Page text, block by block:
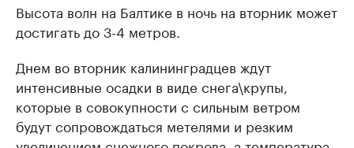
Высота волн на Балтике в ночь на вторник может
достигать до 3-4 метров.
Днем во вторник калининградцев ждут
интенсивные осадки в виде снега\крупы,
которые в совокупности с сильным ветром
будут сопровождаться метелями и резким